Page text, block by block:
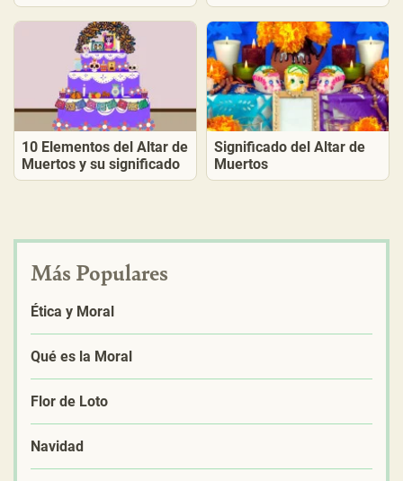
10 Elementos del Altar de
Muertos y su significado
Significado del Altar de
Muertos
Más Populares
Ética y Moral
Qué es la Moral
Flor de Loto
Navidad